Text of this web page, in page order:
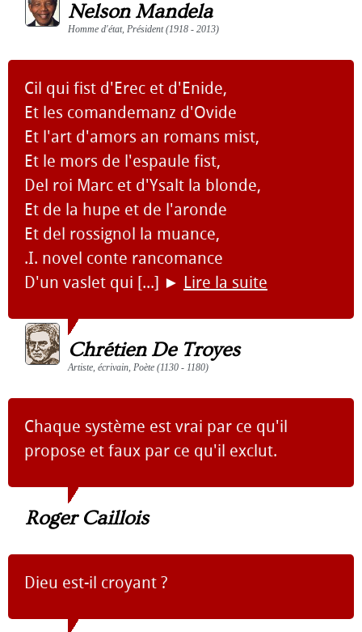
Nelson Mandela
Homme d'état, Président (1918 - 2013)
Cil qui fist d'Erec et d'Enide,
Et les comandemanz d'Ovide
Et l'art d'amors an romans mist,
Et le mors de l'espaule fist,
Del roi Marc et d'Ysalt la blonde,
Et de la hupe et de l'aronde
Et del rossignol la muance,
.I. novel conte rancomance
D'un vaslet qui [...] ► Lire la suite
Chrétien De Troyes
Artiste, écrivain, Poète (1130 - 1180)
Chaque système est vrai par ce qu'il
propose et faux par ce qu'il exclut.
Roger Caillois
Dieu est-il croyant ?